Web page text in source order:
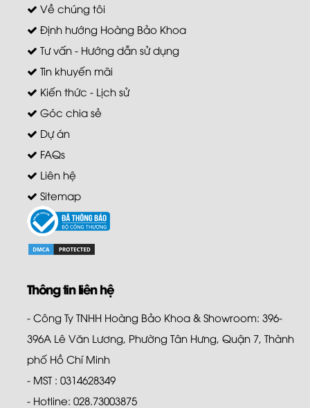
Về chúng tôi
Định hướng Hoàng Bảo Khoa
Tư vấn - Hướng dẫn sử dụng
Tin khuyến mãi
Kiến thức - Lịch sử
Góc chia sẻ
Dự án
FAQs
Liên hệ
Sitemap
Thông tin liên hệ
- Công Ty TNHH Hoàng Bảo Khoa & Showroom: 396-
396A Lê Văn Lương, Phường Tân Hưng, Quận 7, Thành
phố Hồ Chí Minh
- MST : 0314628349
- Hotline: 028.73003875